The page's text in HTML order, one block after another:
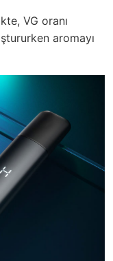
VG oranı
aromayı